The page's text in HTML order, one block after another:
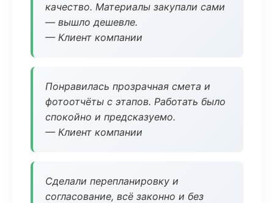
качество. Материалы закупали сами
— вышло дешевле.
— Клиент компании
Понравилась прозрачная смета и
фотоотчёты с этапов. Работать было
спокойно и предсказуемо.
— Клиент компании
Сделали перепланировку и
согласование, всё законно и без